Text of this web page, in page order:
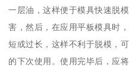
一层油，这样便于模具快速脱
害，然后，在应用平板模具时
短或过长，这样不利于脱模，
的下次使用。使用完毕后，应